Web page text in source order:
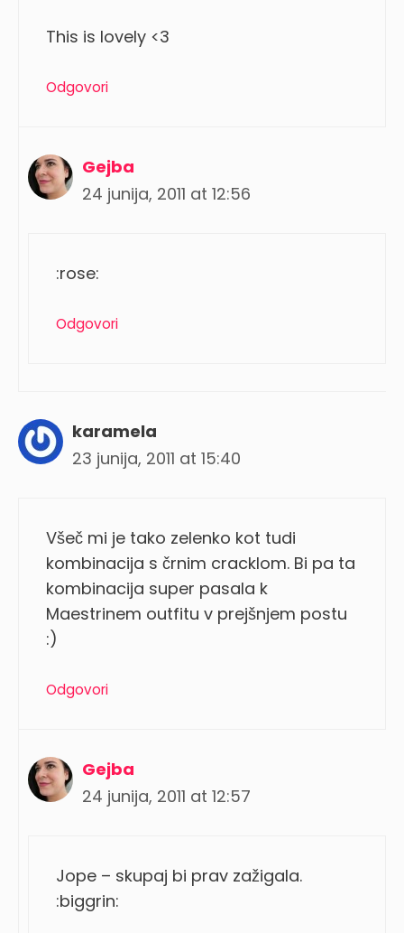
This is lovely <3
Odgovori
Gejba
24 junija, 2011 at 12:56
:rose:
Odgovori
karamela
23 junija, 2011 at 15:40
Všeč mi je tako zelenko kot tudi
kombinacija s črnim cracklom. Bi pa ta
kombinacija super pasala k
Maestrinem outfitu v prejšnjem postu
:)
Odgovori
Gejba
24 junija, 2011 at 12:57
Jope – skupaj bi prav zažigala.
:biggrin: